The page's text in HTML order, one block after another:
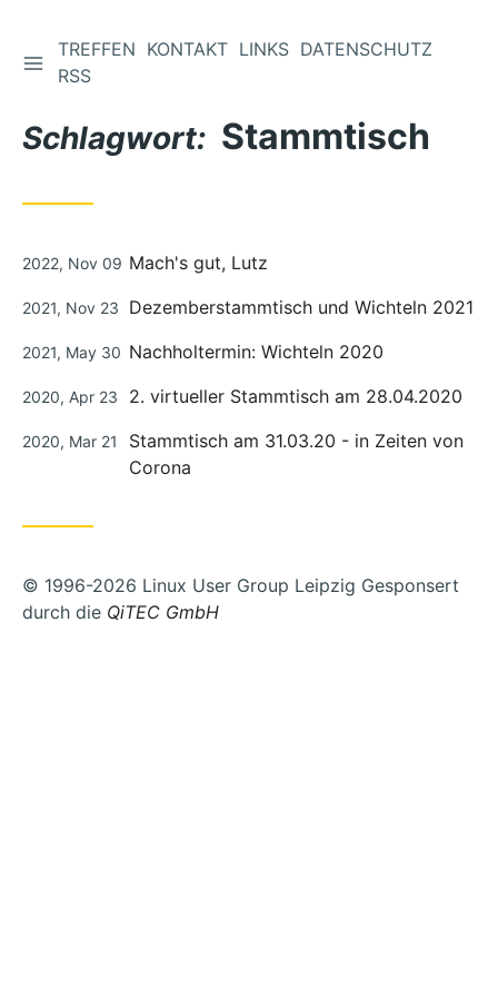
Zum
springen
TREFFEN KONTAKT LINKS DATENSCHUTZ
RSS
Schlagwort: Stammtisch
Veröffentlicht
2022, Nov 09 Mach's gut, Lutz
Veröffentlicht
2021, Nov 23 Dezemberstammtisch und Wichteln 2021
Veröffentlicht
2021, May 30 Nachholtermin: Wichteln 2020
Veröffentlicht
2020, Apr 23 2. virtueller Stammtisch am 28.04.2020
Veröffentlicht
2020, Mar 21
Stammtisch am 31.03.20 - in Zeiten von
Corona
© 1996-2026 Linux User Group Leipzig Gesponsert
durch die QiTEC GmbH